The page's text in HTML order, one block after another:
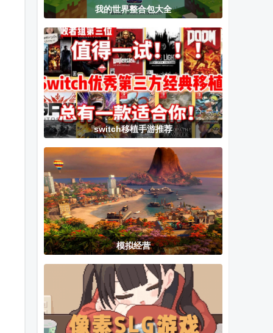
SIM)
我的世界脱壳
模组手机版
搭建赛道
Make Way手
机版
愤怒的小鸟泡
泡大战修改版
我的世界整合包大全
switch移植手游推荐
模拟经营